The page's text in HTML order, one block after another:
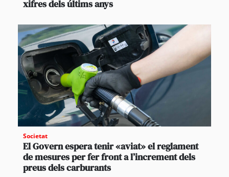
xifres dels últims anys
Societat
El Govern espera tenir «aviat» el reglament
de mesures per fer front a l’increment dels
preus dels carburants